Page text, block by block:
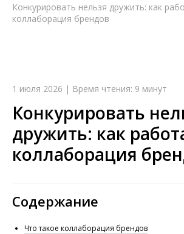
Конкурировать нельзя дружить: как
коллаборация брендов
1 июля 2026 | Время чтения: 9 минут
Конкурировать
дружить: как
коллаборация
Содержание
Что такое коллаборация брендов